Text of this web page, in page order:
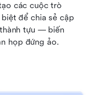
các cuộc trò
biệt để chia sẻ cập
tựu — biến
họp đứng ảo.